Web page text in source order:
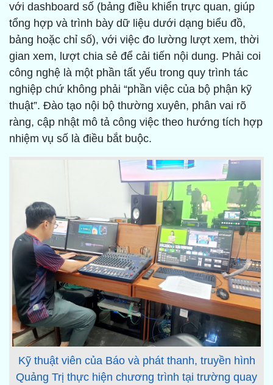
với dashboard số (bảng điều khiển trực quan, giúp
tổng hợp và trình bày dữ liệu dưới dạng biểu đồ,
bảng hoặc chỉ số), với việc đo lường lượt xem, thời
gian xem, lượt chia sẻ để cải tiến nội dung. Phải coi
công nghệ là một phần tất yếu trong quy trình tác
nghiệp chứ không phải “phần việc của bộ phận kỹ
thuật”. Đào tạo nội bộ thường xuyên, phân vai rõ
ràng, cập nhật mô tả công việc theo hướng tích hợp
nhiệm vụ số là điều bắt buộc.
Kỹ thuật viên của Báo và phát thanh, truyền hình
Quảng Trị thực hiện chương trình tại trường quay